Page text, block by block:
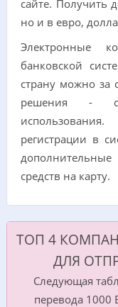
сайте. Получить
но и в евро,
Электронные
банковской
страну можно за
решения -
регистрации в
средств на карту.
ТОП 4
ДЛЯ
Следующая
перевода 1000